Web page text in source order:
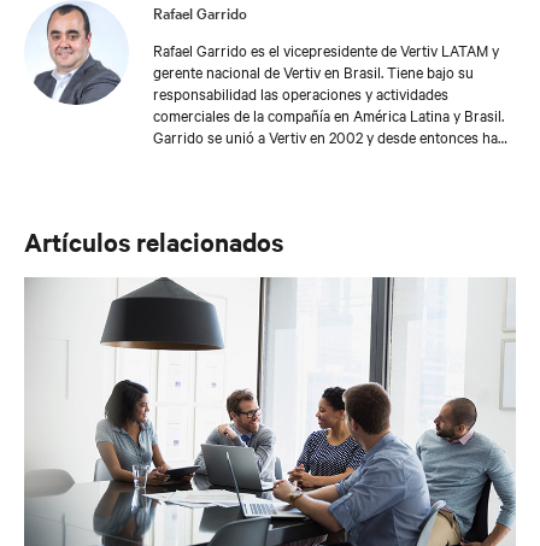
Rafael Garrido
Rafael Garrido es el vicepresidente de Vertiv LATAM y
gerente nacional de Vertiv en Brasil. Tiene bajo su
responsabilidad las operaciones y actividades
comerciales de la compañía en América Latina y Brasil.
Garrido se unió a Vertiv en 2002 y desde entonces ha
para favorecer la continuidad empresarial digital para
Vertiv.
Artículos relacionados